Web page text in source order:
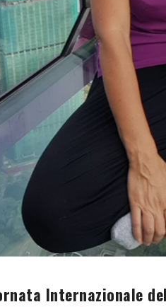
Internazionale